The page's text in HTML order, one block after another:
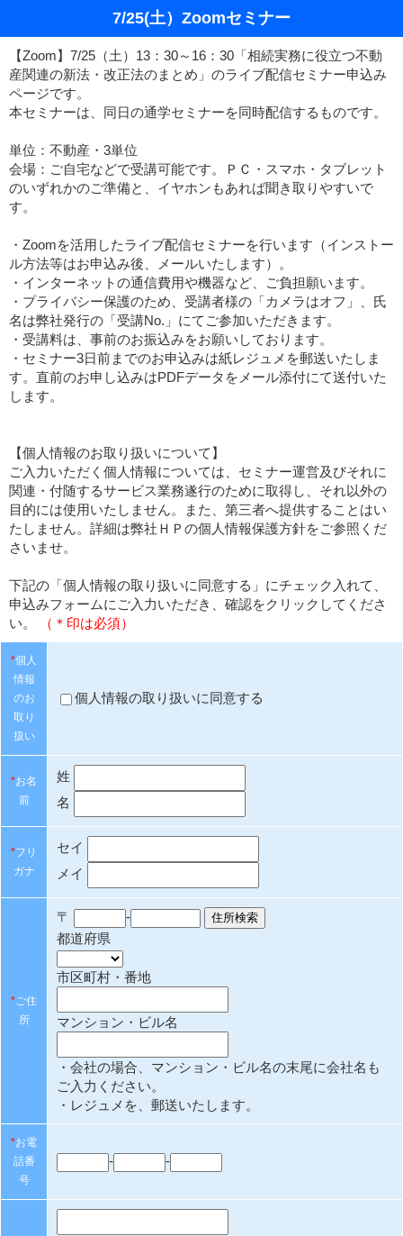
7/25(土）Zoomセミナー
【Zoom】7/25（土）13：30～16：30「相続実務に役立つ不動
産関連の新法・改正法のまとめ」のライブ配信セミナー申込み
ページです。
本セミナーは、同日の通学セミナーを同時配信するものです。
単位：不動産・3単位
会場：ご自宅などで受講可能です。ＰＣ・スマホ・タブレット
のいずれかのご準備と、イヤホンもあれば聞き取りやすいで
す。
・Zoomを活用したライブ配信セミナーを行います（インストー
ル方法等はお申込み後、メールいたします）。
・インターネットの通信費用や機器など、ご負担願います。
・プライバシー保護のため、受講者様の「カメラはオフ」、氏
名は弊社発行の「受講No.」にてご参加いただきます。
・受講料は、事前のお振込みをお願いしております。
・セミナー3日前までのお申込みは紙レジュメを郵送いたしま
す。直前のお申し込みはPDFデータをメール添付にて送付いた
します。
【個人情報のお取り扱いについて】
ご入力いただく個人情報については、セミナー運営及びそれに
関連・付随するサービス業務遂行のために取得し、それ以外の
目的には使用いたしません。また、第三者へ提供することはい
たしません。詳細は弊社ＨＰの個人情報保護方針をご参照くだ
さいませ。
下記の「個人情報の取り扱いに同意する」にチェック入れて、
申込みフォームにご入力いただき、確認をクリックしてくださ
い。
（＊印は必須）
*個人
情報
のお
取り
扱い
個人情報の取り扱いに同意する
*お名
前
姓
名
*フリ
ガナ
セイ
メイ
*ご住
所
〒
-
都道府県
市区町村・番地
マンション・ビル名
・会社の場合、マンション・ビル名の末尾に会社名も
ご入力ください。
・レジュメを、郵送いたします。
*お電
話番
号
- -